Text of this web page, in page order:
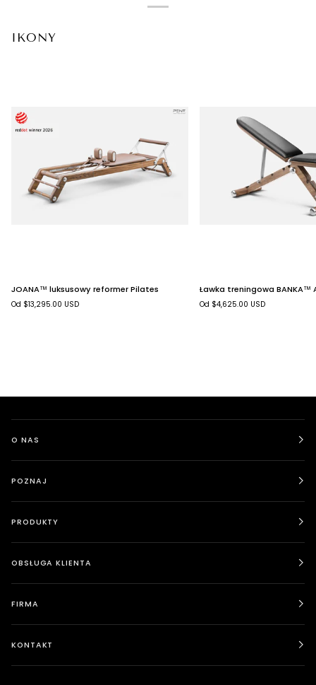
IKONY
luksusowy
reformer
JOANA™ luksusowy reformer Pilates
Od $13,295.00 USD
treningowa
BANKA™
Ławka treningowa BANKA™
Od $4,625.00 USD
O NAS
POZNAJ
PRODUKTY
OBSŁUGA KLIENTA
FIRMA
KONTAKT